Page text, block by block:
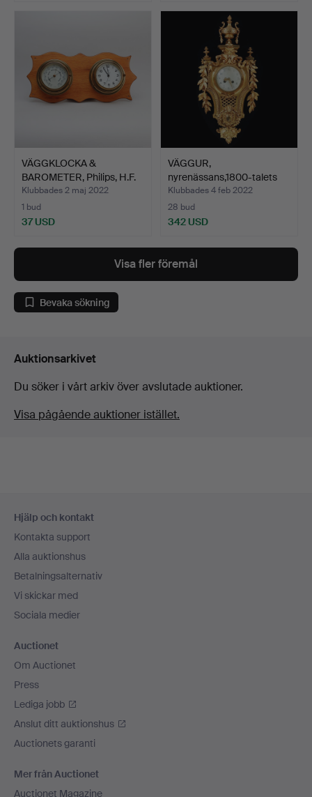
VÄGGKLOCKA &
BAROMETER, Philips, H.F.
Quar…
Klubbades 2 maj 2022
1 bud
37 USD
VÄGGUR,
nyrenässans,1800-talets
slut.
Klubbades 4 feb 2022
28 bud
342 USD
Visa fler föremål
Bevaka sökning
Auktionsarkivet
Du söker i vårt arkiv över avslutade auktioner.
Visa pågående auktioner istället.
Hjälp och kontakt
Kontakta support
Alla auktionshus
Betalningsalternativ
Vi skickar med
Sociala medier
Auctionet
Om Auctionet
Press
Lediga jobb
Anslut ditt auktionshus
Auctionets garanti
Mer från Auctionet
Auctionet Magazine